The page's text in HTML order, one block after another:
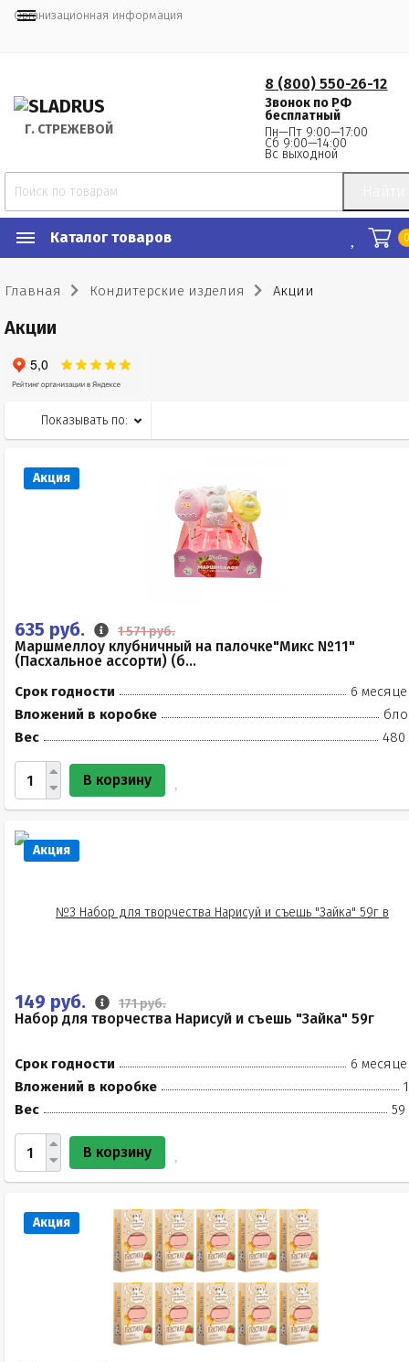
Организационная информация
Г. СТРЕЖЕВОЙ
8 (800) 550-26-12
Звонок по РФ
бесплатный
Пн—Пт 9:00—17:00
Сб 9:00—14:00
Вс выходной
Каталог товаров
Главная Кондитерские изделия Акции
Акции
Показывать по:
Акция
635 руб. 1 571 руб.
Маршмеллоу клубничный на палочке"Микс №11"
(Пасхальное ассорти) (б...
Срок годности
6
Вложений в коробке
Вес
480
В корзину
Акция
149 руб. 171 руб.
Набор для творчества Нарисуй и съешь "Зайка" 59г
Срок годности
6
Вложений в коробке
Вес
59
В корзину
Акция